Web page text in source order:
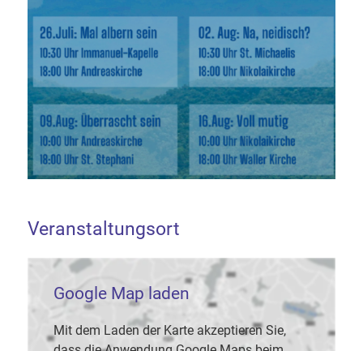
Veranstaltungsort
Google Map laden
Mit dem Laden der Karte akzeptieren Sie,